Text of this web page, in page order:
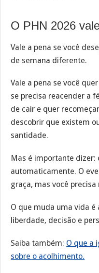
O PHN 2026
Vale a pena se você
de semana diferente.
Vale a pena se você
se precisa reacender a
de cair e quer
descobrir que existem
santidade.
Mas é importante dizer:
automaticamente. O
graça, mas você
O que muda uma vida é
liberdade, decisão e
Saiba também: O que a
sobre o acolhimento.